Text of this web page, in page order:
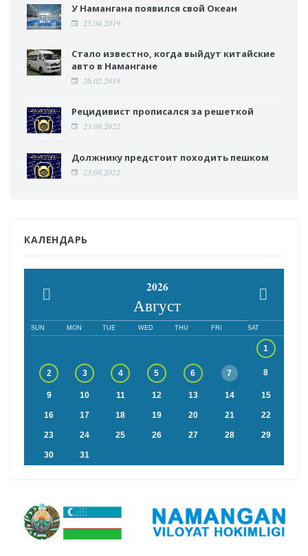
У Намангана появился свой Океан
25.04.2019
Стало известно, когда выйдут китайские
авто в Намангане
26.02.2019
Рецидивист прописался за решеткой
23.08.2022
Должнику предстоит походить пешком
23.08.2022
КАЛЕНДАРЬ
2026
Август
SUN MON TUE WED THU FRI SAT
1
2 3 4 5 6 7 8
9 10 11 12 13 14 15
16 17 18 19 20 21 22
23 24 25 26 27 28 29
30 31